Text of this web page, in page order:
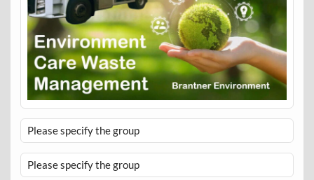
Please specify the group
Please specify the group